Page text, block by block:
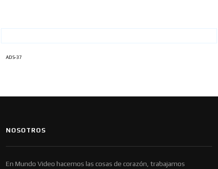
ADS-37
NOSOTROS
En Mundo Video hacemos las cosas de corazón, trabajamos